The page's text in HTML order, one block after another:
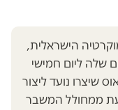
הישראלית,
שלה ליום חמישי
שיצרו נועד ליצור
ממחולל המשבר